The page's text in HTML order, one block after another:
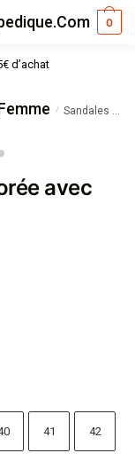
0
d’achat
/ Sandales compensées Dorée avec nœud de papillon
avec
41 42